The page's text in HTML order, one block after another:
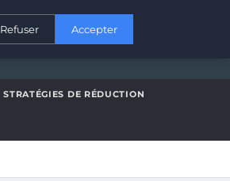
CONTACT
STRATÉGIES DE RÉDUCTION
Refuser Accepter